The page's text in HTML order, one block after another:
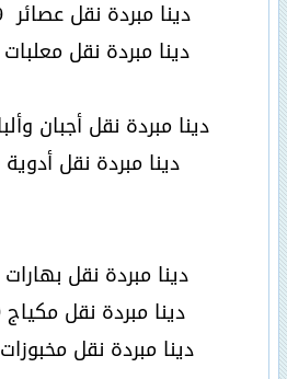
دينا مبردة نقل عصائر
دينا مبردة نقل
دينا مبردة نقل أجبان
دينا مبردة نقل أدوية 0509342419
دينا مبردة نقل بهارات
دينا مبردة نقل مكياج 0509342419
دينا مبردة نقل مخبوزات